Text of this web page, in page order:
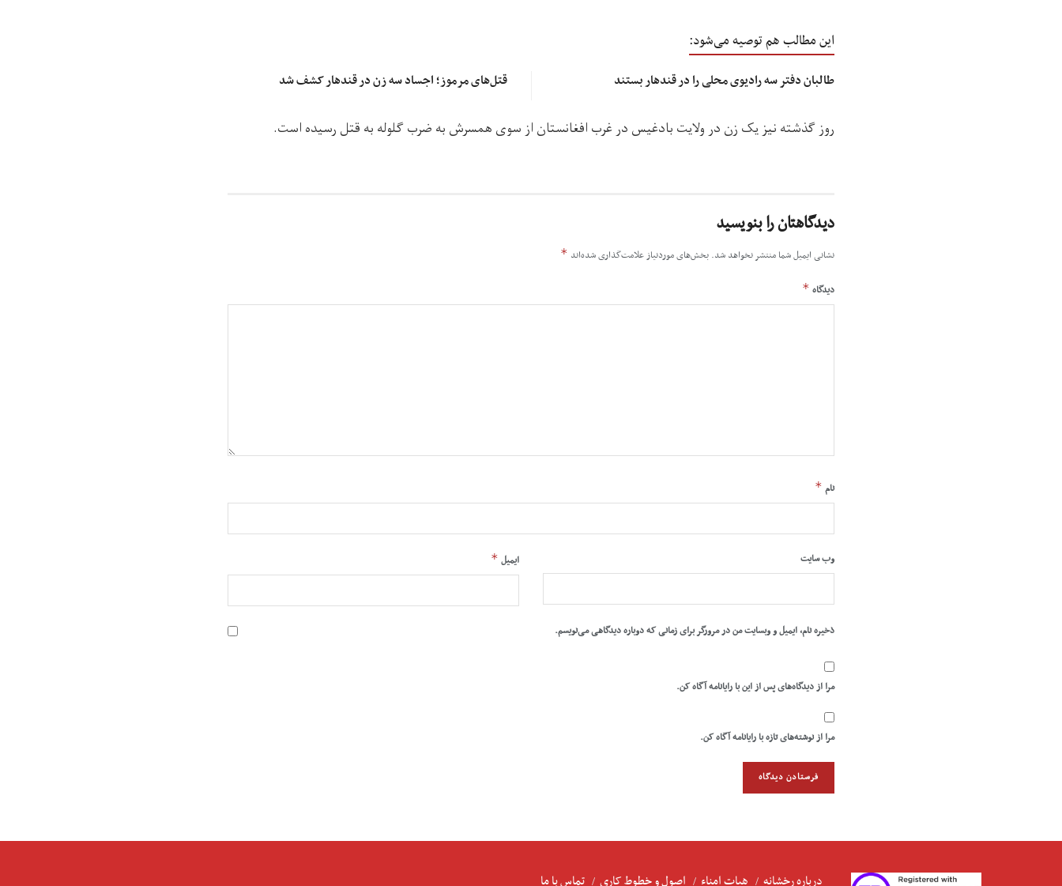
این مطالب هم توصیه می‌شود:
طالبان دفتر سه رادیوی محلی را در قندهار بستند قتل‌های مرموز؛ اجساد سه زن در قندهار کشف شد
روز گذشته نیز یک زن در ولایت بادغیس در غرب افغانستان از سوی همسرش به ضرب گلوله به قتل رسیده است.
دیدگاهتان را بنویسید
نشانی ایمیل شما منتشر نخواهد شد. بخش‌های موردنیاز علامت‌گذاری شده‌اند *
دیدگاه *
نام *
ایمیل * وب‌ سایت
ذخیره نام، ایمیل و وبسایت من در مرورگر برای زمانی که دوباره دیدگاهی می‌نویسم.
مرا از دیدگاه‌های پس از این با رایانامه آگاه کن.
مرا از نوشته‌های تازه با رایانامه آگاه کن.
درباره رخشانه هیات امناء اصول و خطوط کاری تماس با ما